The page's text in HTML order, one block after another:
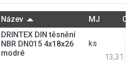
Název MJ
DRINTEX DIN těsnění
NBR DN015 4x18x26
modré
ks
13,31